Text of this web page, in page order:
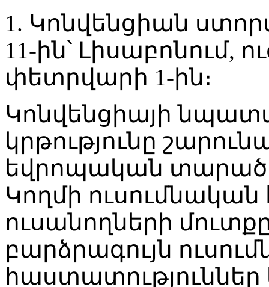
1. Կոնվենցիան
11-ին՝ Լիսաբոնում,
փետրվարի 1-ին։
Կոնվենցիայի
կրթությունը
եվրոպական
Կողմի
ուսանողների
բարձրագույն
հաստատություններ